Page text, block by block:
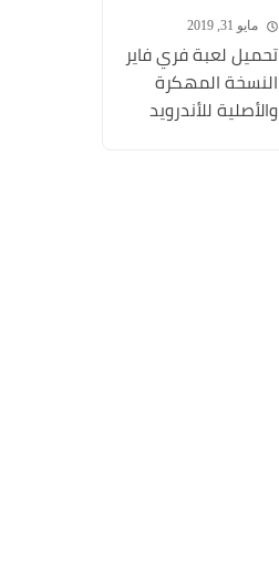
اصدار) Dream
League Soccer
مايو 31, 2019
تحميل لعبة فري فاير
النسخة المهكرة
والأصلية للأندرويد